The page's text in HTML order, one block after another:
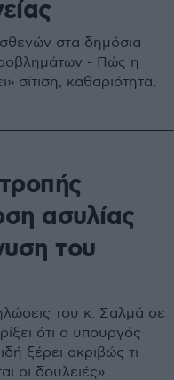
στα δημόσια
- Πώς η
σίτιση, καθαριότητα,
ασυλίας
του
του κ. Σαλμά σε
ότι ο υπουργός
ξέρει ακριβώς τι
οι δουλειές»